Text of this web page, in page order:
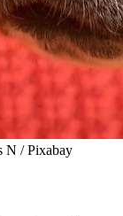
N / Pixabay